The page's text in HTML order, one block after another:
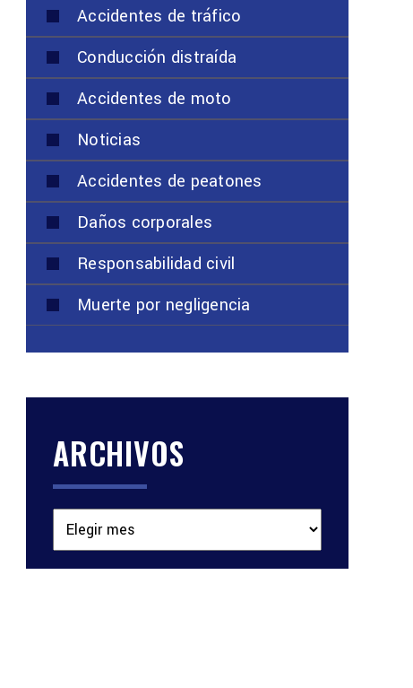
Accidentes de tráfico
Conducción distraída
Accidentes de moto
Noticias
Accidentes de peatones
Daños corporales
Responsabilidad civil
Muerte por negligencia
ARCHIVOS